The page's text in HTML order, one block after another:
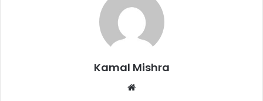
Kamal Mishra
Website